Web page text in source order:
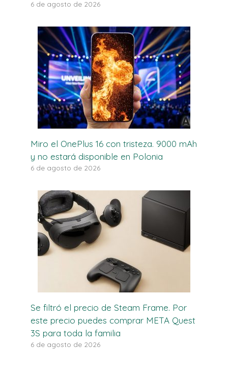
6 de agosto de 2026
Miro el OnePlus 16 con tristeza. 9000 mAh
y no estará disponible en Polonia
6 de agosto de 2026
Se filtró el precio de Steam Frame. Por
este precio puedes comprar META Quest
3S para toda la familia
6 de agosto de 2026